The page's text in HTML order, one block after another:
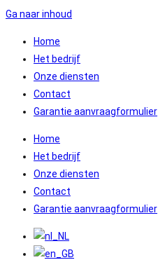
Ga naar inhoud
Home
Het bedrijf
Onze diensten
Contact
Garantie aanvraagformulier
Home
Het bedrijf
Onze diensten
Contact
Garantie aanvraagformulier